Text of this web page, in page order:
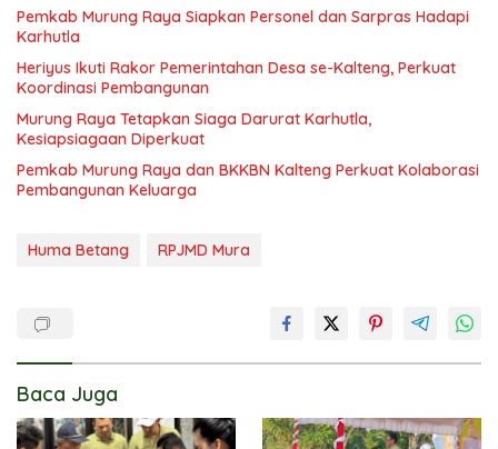
Pemkab Murung Raya Siapkan Personel dan Sarpras Hadapi
Karhutla
Heriyus Ikuti Rakor Pemerintahan Desa se-Kalteng, Perkuat
Koordinasi Pembangunan
Murung Raya Tetapkan Siaga Darurat Karhutla,
Kesiapsiagaan Diperkuat
Pemkab Murung Raya dan BKKBN Kalteng Perkuat Kolaborasi
Pembangunan Keluarga
Huma Betang RPJMD Mura
Baca Juga